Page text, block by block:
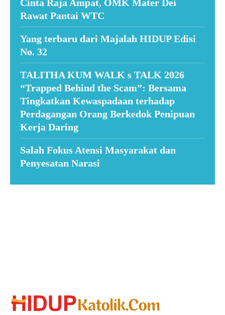
Cinta Raja Ampat, OMK Mater Dei
Rawat Pantai WTC
Yang terbaru dari Majalah HIDUP Edisi
No. 32
TALITHA KUM WALK s TALK 2026
“Trapped Behind the Scam”: Bersama
Tingkatkan Kewaspadaan terhadap
Perdagangan Orang Berkedok Penipuan
Kerja Daring
Salah Fokus Atensi Masyarakat dan
Penyesatan Narasi